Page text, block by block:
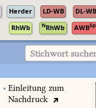
Herder LD-WB DL-WB
RhWb NRhWb AWB
Stichwort
• Einleitung zum
Nachdruck